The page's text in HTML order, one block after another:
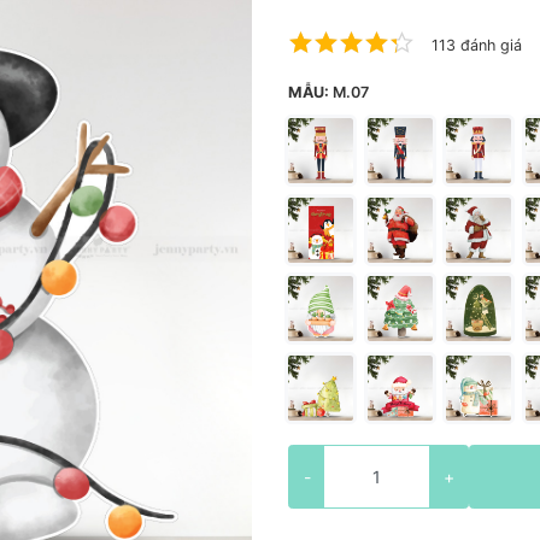
113 đánh giá
MẪU: M.07
- +